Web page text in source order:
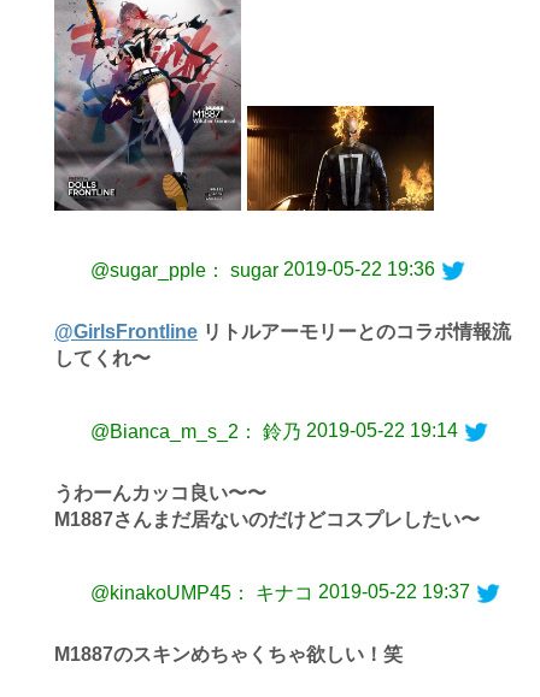
@sugar_pple： sugar 2019-05-22 19:36
@GirlsFrontline リトルアーモリーとのコラボ情報流
してくれ〜
@Bianca_m_s_2： 鈴乃 2019-05-22 19:14
うわーんカッコ良い〜〜
M1887さんまだ居ないのだけどコスプレしたい〜
@kinakoUMP45： キナコ 2019-05-22 19:37
M1887のスキンめちゃくちゃ欲しい！笑